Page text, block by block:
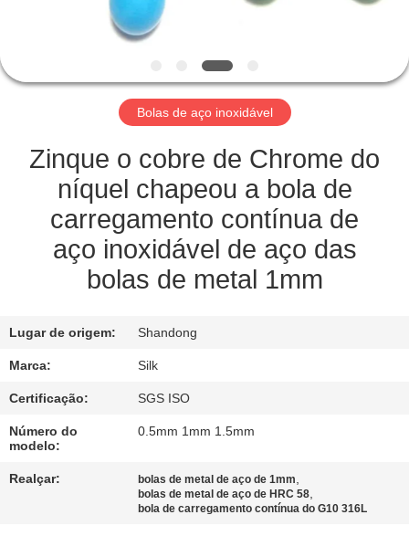
CONTROLE
QUALIDADE
CONTACTE-
NOS
NOTÍCIA
CASOS
PEÇA
UMAS
CITAÇÕES
MAPA
DO
Bolas de aço inoxidável
Zinque o cobre de Chrome do
níquel chapeou a bola de
carregamento contínua de
aço inoxidável de aço das
bolas de metal 1mm
Lugar de origem: Shandong
Marca: Silk
Certificação: SGS ISO
Número do
modelo:
0.5mm 1mm 1.5mm
Realçar: bolas de metal de aço de 1mm,
bolas de metal de aço de HRC 58,
bola de carregamento contínua do G10 316L